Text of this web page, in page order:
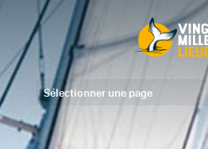
Sélectionner une page